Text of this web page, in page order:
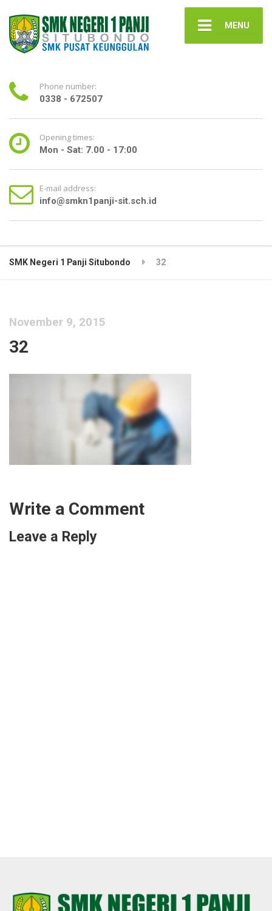
MENU
Phone number:
0338 - 672507
Opening times:
Mon - Sat: 7.00 - 17:00
E-mail address:
info@smkn1panji-sit.sch.id
SMK Negeri 1 Panji Situbondo 32
November 9, 2015
32
Write a Comment
Leave a Reply